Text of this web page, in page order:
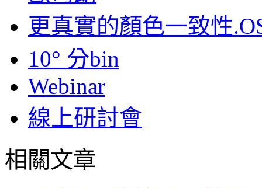
更真實的顏色一致性
10° 分bin
Webinar
線上研討會
相關文章